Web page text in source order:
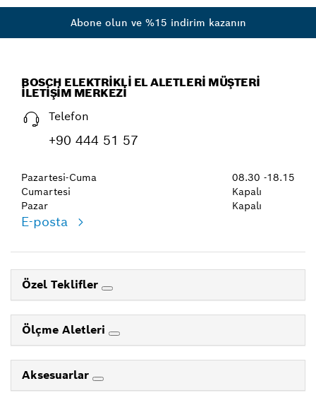
Abone olun ve %15 indirim kazanın
BOSCH ELEKTRIKLI EL ALETLERI MÜŞTERI
İLETIŞIM MERKEZI
Telefon
+90 444 51 57
Pazartesi-Cuma
Cumartesi
Pazar
08.30 -18.15
Kapalı
Kapalı
E-posta
Özel Teklifler
Ölçme Aletleri
Aksesuarlar